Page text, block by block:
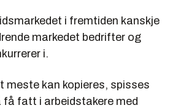
i fremtiden kanskje
markedet bedrifter og
i.
meste kan kopieres, spisses
få fatt i arbeidstakere med